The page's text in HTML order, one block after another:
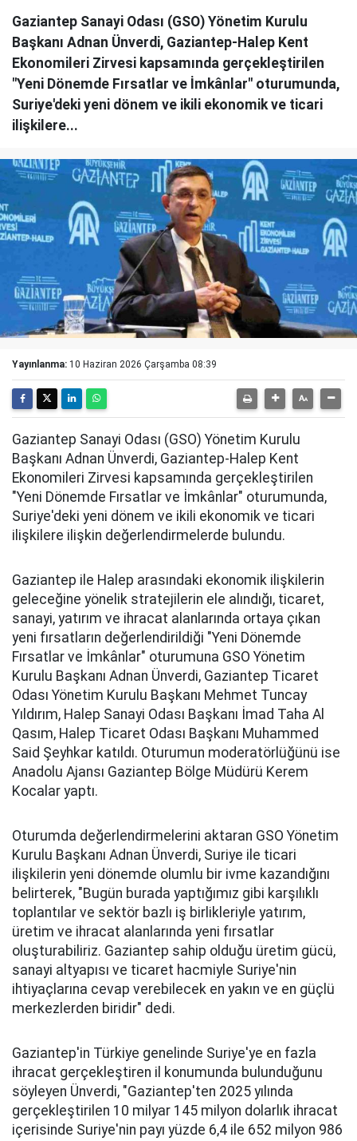
Gaziantep Sanayi Odası (GSO) Yönetim Kurulu
Başkanı Adnan Ünverdi, Gaziantep-Halep Kent
Ekonomileri Zirvesi kapsamında gerçekleştirilen
"Yeni Dönemde Fırsatlar ve İmkânlar" oturumunda,
Suriye'deki yeni dönem ve ikili ekonomik ve ticari
ilişkilere...
Yayınlanma: 10 Haziran 2026 Çarşamba 08:39
Gaziantep Sanayi Odası (GSO) Yönetim Kurulu
Başkanı Adnan Ünverdi, Gaziantep-Halep Kent
Ekonomileri Zirvesi kapsamında gerçekleştirilen
"Yeni Dönemde Fırsatlar ve İmkânlar" oturumunda,
Suriye'deki yeni dönem ve ikili ekonomik ve ticari
ilişkilere ilişkin değerlendirmelerde bulundu.
Gaziantep ile Halep arasındaki ekonomik ilişkilerin
geleceğine yönelik stratejilerin ele alındığı, ticaret,
sanayi, yatırım ve ihracat alanlarında ortaya çıkan
yeni fırsatların değerlendirildiği "Yeni Dönemde
Fırsatlar ve İmkânlar" oturumuna GSO Yönetim
Kurulu Başkanı Adnan Ünverdi, Gaziantep Ticaret
Odası Yönetim Kurulu Başkanı Mehmet Tuncay
Yıldırım, Halep Sanayi Odası Başkanı İmad Taha Al
Qasım, Halep Ticaret Odası Başkanı Muhammed
Said Şeyhkar katıldı. Oturumun moderatörlüğünü ise
Anadolu Ajansı Gaziantep Bölge Müdürü Kerem
Kocalar yaptı.
Oturumda değerlendirmelerini aktaran GSO Yönetim
Kurulu Başkanı Adnan Ünverdi, Suriye ile ticari
ilişkilerin yeni dönemde olumlu bir ivme kazandığını
belirterek, "Bugün burada yaptığımız gibi karşılıklı
toplantılar ve sektör bazlı iş birlikleriyle yatırım,
üretim ve ihracat alanlarında yeni fırsatlar
oluşturabiliriz. Gaziantep sahip olduğu üretim gücü,
sanayi altyapısı ve ticaret hacmiyle Suriye'nin
ihtiyaçlarına cevap verebilecek en yakın ve en güçlü
merkezlerden biridir" dedi.
Gaziantep'in Türkiye genelinde Suriye'ye en fazla
ihracat gerçekleştiren il konumunda bulunduğunu
söyleyen Ünverdi, "Gaziantep'ten 2025 yılında
gerçekleştirilen 10 milyar 145 milyon dolarlık ihracat
içerisinde Suriye'nin payı yüzde 6,4 ile 652 milyon 986